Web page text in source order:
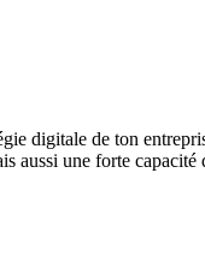
digitale de ton
aussi une forte capacité